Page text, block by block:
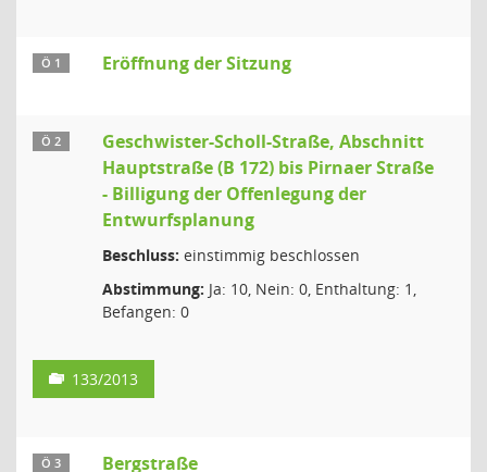
Ö 1 Eröffnung der Sitzung
Ö 2
Geschwister-Scholl-Straße, Abschnitt
Hauptstraße (B 172) bis Pirnaer Straße
- Billigung der Offenlegung der
Entwurfsplanung
Beschluss: einstimmig beschlossen
Abstimmung: Ja: 10, Nein: 0, Enthaltung: 1,
Befangen: 0
133/2013
Ö 3
Bergstraße